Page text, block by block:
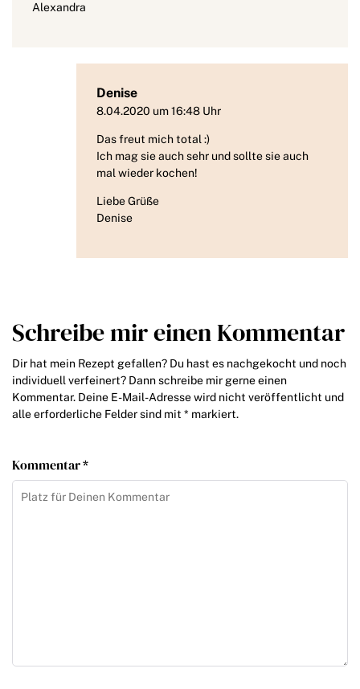
Alexandra
Denise
8.04.2020 um 16:48 Uhr
Das freut mich total :)
Ich mag sie auch sehr und sollte sie auch
mal wieder kochen!
Liebe Grüße
Denise
Schreibe mir einen Kommentar
Dir hat mein Rezept gefallen? Du hast es nachgekocht und noch
individuell verfeinert? Dann schreibe mir gerne einen
Kommentar. Deine E-Mail-Adresse wird nicht veröffentlicht und
alle erforderliche Felder sind mit * markiert.
Kommentar *